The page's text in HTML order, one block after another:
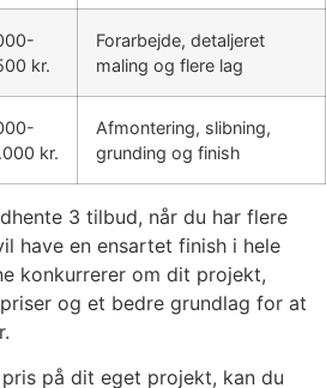
kr.
Forarbejde, detaljeret
maling og flere lag
kr.
Afmontering, slibning,
grunding og finish
3 tilbud, når du har flere
have en ensartet finish i hele
konkurrerer om dit projekt,
og et bedre grundlag for at
på dit eget projekt, kan du